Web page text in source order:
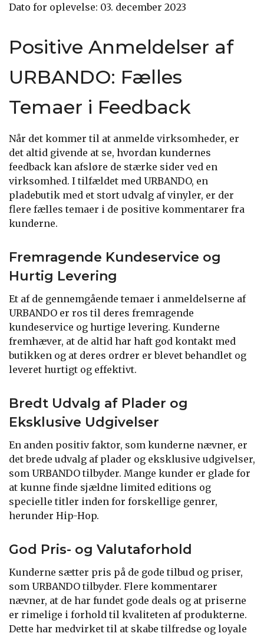
Dato for oplevelse: 03. december 2023
Positive Anmeldelser af
URBANDO: Fælles
Temaer i Feedback
Når det kommer til at anmelde virksomheder, er
det altid givende at se, hvordan kundernes
feedback kan afsløre de stærke sider ved en
virksomhed. I tilfældet med URBANDO, en
pladebutik med et stort udvalg af vinyler, er der
flere fælles temaer i de positive kommentarer fra
kunderne.
Fremragende Kundeservice og
Hurtig Levering
Et af de gennemgående temaer i anmeldelserne af
URBANDO er ros til deres fremragende
kundeservice og hurtige levering. Kunderne
fremhæver, at de altid har haft god kontakt med
butikken og at deres ordrer er blevet behandlet og
leveret hurtigt og effektivt.
Bredt Udvalg af Plader og
Eksklusive Udgivelser
En anden positiv faktor, som kunderne nævner, er
det brede udvalg af plader og eksklusive udgivelser,
som URBANDO tilbyder. Mange kunder er glade for
at kunne finde sjældne limited editions og
specielle titler inden for forskellige genrer,
herunder Hip-Hop.
God Pris- og Valutaforhold
Kunderne sætter pris på de gode tilbud og priser,
som URBANDO tilbyder. Flere kommentarer
nævner, at de har fundet gode deals og at priserne
er rimelige i forhold til kvaliteten af produkterne.
Dette har medvirket til at skabe tilfredse og loyale